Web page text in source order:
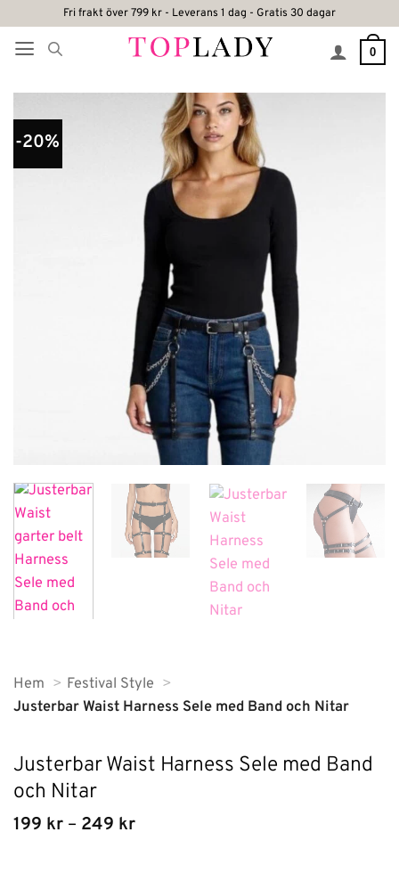
content
Fri frakt över 799 kr - Leverans 1 dag - Gratis 30 dagar
0
-20%
Hem
Festival Style
Justerbar Waist Harness Sele med Band och Nitar
Justerbar Waist Harness Sele med Band
och Nitar
199 kr – 249 krPrisintervall: